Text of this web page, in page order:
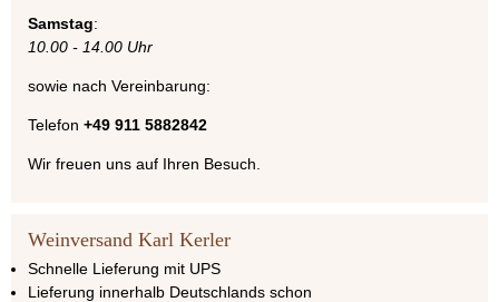
Samstag:
10.00 - 14.00 Uhr
sowie nach Vereinbarung:
Telefon +49 911 5882842
Wir freuen uns auf Ihren Besuch.
Weinversand Karl Kerler
Schnelle Lieferung mit UPS
Lieferung innerhalb Deutschlands schon